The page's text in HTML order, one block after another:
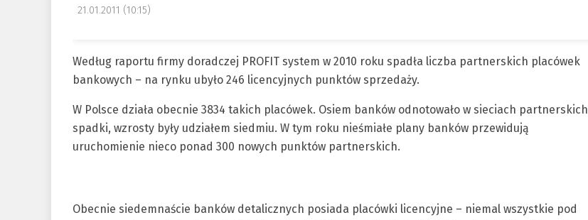
21.01.2011 (10:15)
Według raportu firmy doradczej PROFIT system w 2010 roku spadła liczba partnerskich placówek
bankowych – na rynku ubyło 246 licencyjnych punktów sprzedaży.
W Polsce działa obecnie 3834 takich placówek. Osiem banków odnotowało w sieciach partnerskich
spadki, wzrosty były udziałem siedmiu. W tym roku nieśmiałe plany banków przewidują
uruchomienie nieco ponad 300 nowych punktów partnerskich.
Obecnie siedemnaście banków detalicznych posiada placówki licencyjne – niemal wszystkie pod